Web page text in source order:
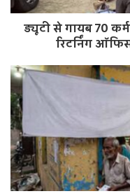
ड्यूटी से गायब 70
रिटर्निंग